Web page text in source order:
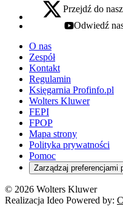
x - otwiera się w nowej
Przejdź do
youtube - otwiera
Odwiedź
O nas
Zespół
Kontakt
Regulamin
Księgarnia Profinfo.pl
Wolters Kluwer
FEPI
FPOP
Mapa strony
Polityka prywatności
Pomoc
Zarządzaj preferencjami
© 2026 Wolters Kluwer
Realizacja Ideo Powered by: